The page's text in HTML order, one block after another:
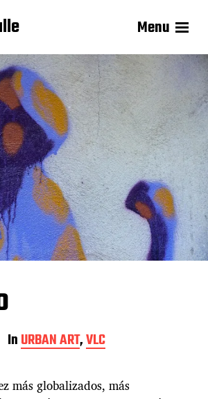
Menu
InURBAN ART,VLC
más globalizados, más